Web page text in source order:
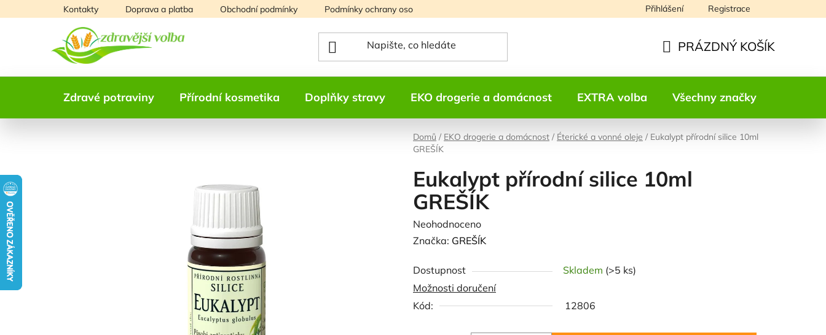
na
Kontakty Doprava a platba Obchodní podmínky Podmínky ochrany osobních údajů Přihlášení Registrace
KOŠÍK
PRÁZDNÝ KOŠÍK
Zdravé potraviny Přírodní kosmetika Doplňky stravy EKO drogerie a domácnost EXTRA volba Všechny značky
Domů / EKO drogerie a domácnost / Éterické a vonné oleje / Eukalypt přírodní silice 10ml
GREŠÍK
Eukalypt přírodní silice 10ml
GREŠÍK
Průměrné
hodnocení
je
0,0
z
Neohodnoceno
Značka: GREŠÍK
Dostupnost Skladem (>5 ks)
Možnosti doručení
Kód:
12806